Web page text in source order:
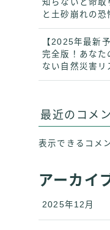
知らないと命取
と土砂崩れの
【2025年最新
完全版！あなた
ない自然災害リ
最近のコメ
表示できるコメ
アーカイ
2025年12月